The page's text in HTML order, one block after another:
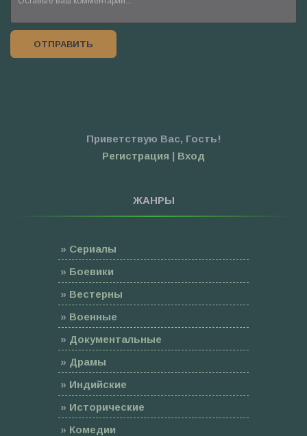
ОТПРАВИТЬ
Приветствую Вас, Гость!
Регистрация | Вход
ЖАНРЫ
» Сериалы
» Боевики
» Вестерны
» Военные
» Документальные
» Драмы
» Индийские
» Исторические
» Комедии